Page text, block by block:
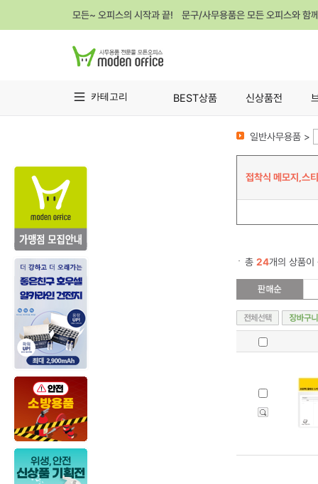
모든~ 오피스의 시작과 끝! 문구/사무용품은 모든 오피스와 함
카테고리 BEST상품 신상품전
일반사무용품 >
접착식 메모지,스
총 24개의 상품이